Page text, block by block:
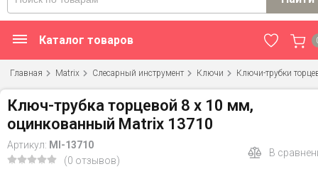
Каталог товаров
Главная Matrix Слесарный инструмент Ключи Ключи-трубки
Ключ-трубка торцевой 8 х 10 мм,
оцинкованный Matrix 13710
Артикул: MI-13710
(0 отзывов)
В